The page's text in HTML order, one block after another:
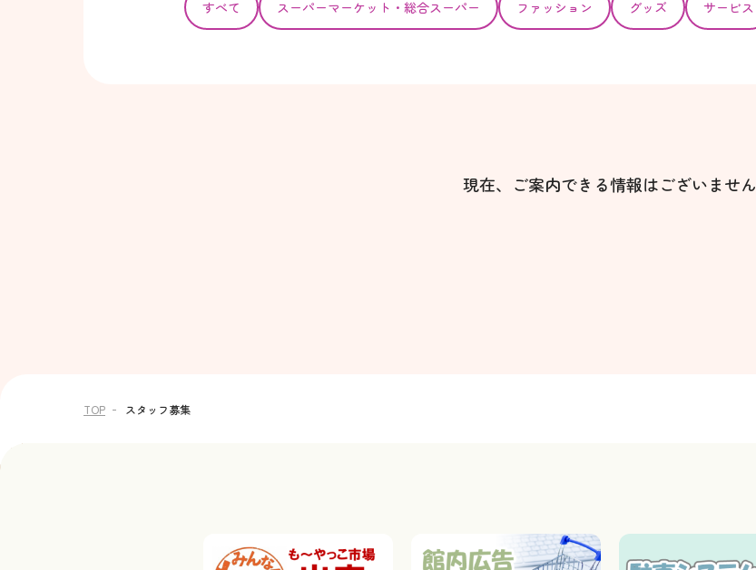
すべて スーパーマーケット・ 総合スーパー ファッション グッズ サービス
現在、ご案内できる情報はございません
TOP スタッフ募集